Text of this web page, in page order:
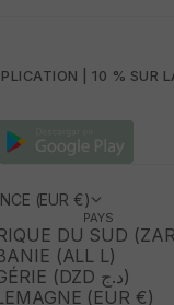
| 10 % SUR
(EUR €)
PAYS
DU SUD
(ALL L)
ALGÉRIE (DZD د.ج)
(EUR €)